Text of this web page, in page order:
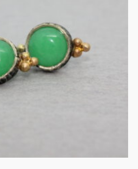
aventurijn in
en goud
€115.00